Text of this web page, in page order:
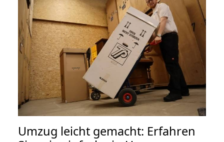
Umzug leicht gemacht: Erfahren